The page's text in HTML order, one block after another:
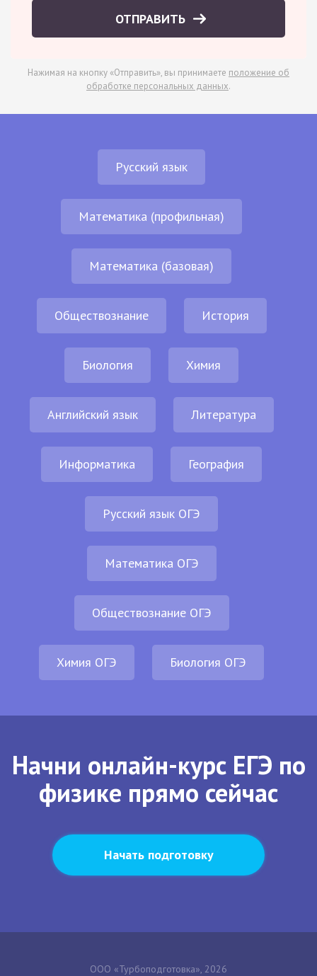
ОТПРАВИТЬ
Нажимая на кнопку «Отправить», вы принимаете положение об
обработке персональных данных.
Русский язык
Математика (профильная)
Математика (базовая)
Обществознание История
Биология Химия
Английский язык Литература
Информатика География
Русский язык ОГЭ
Математика ОГЭ
Обществознание ОГЭ
Химия ОГЭ Биология ОГЭ
Начни онлайн-курс ЕГЭ по
физике прямо сейчас
Начать подготовку
ООО «Турбоподготовка», 2026